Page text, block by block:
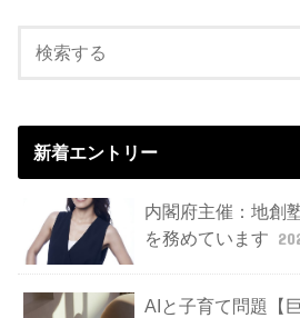
新着エントリー
内閣府主催：地創
を務めています
AIと子育て問題【